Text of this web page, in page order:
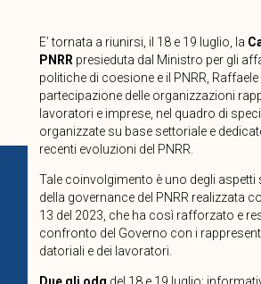
E’ tornata a riunirsi, il 18 e 19 luglio, la
PNRR presieduta dal Ministro per gli
politiche di coesione e il PNRR,
partecipazione delle organizzazioni
lavoratori e imprese, nel quadro di
organizzate su base settoriale e
recenti evoluzioni del PNRR.
Tale coinvolgimento è uno degli aspetti
della governance del PNRR realizzata
13 del 2023, che ha così rafforzato e
confronto del Governo con i
datoriali e dei lavoratori.
Due gli odg del 18 e 19 luglio: